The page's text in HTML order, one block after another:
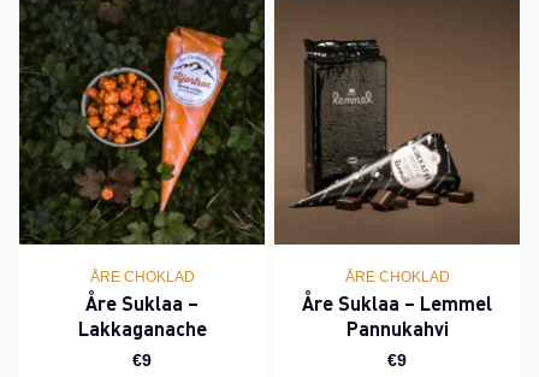
ÅRE CHOKLAD
Åre Suklaa –
Lakkaganache
€9
ÅRE CHOKLAD
Åre Suklaa – Lemmel
Pannukahvi
€9